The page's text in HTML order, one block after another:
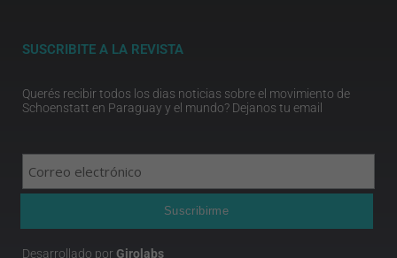
SUSCRIBITE A LA REVISTA
Querés recibir todos los dias noticias sobre el movimiento de
Schoenstatt en Paraguay y el mundo? Dejanos tu email
Desarrollado por Girolabs